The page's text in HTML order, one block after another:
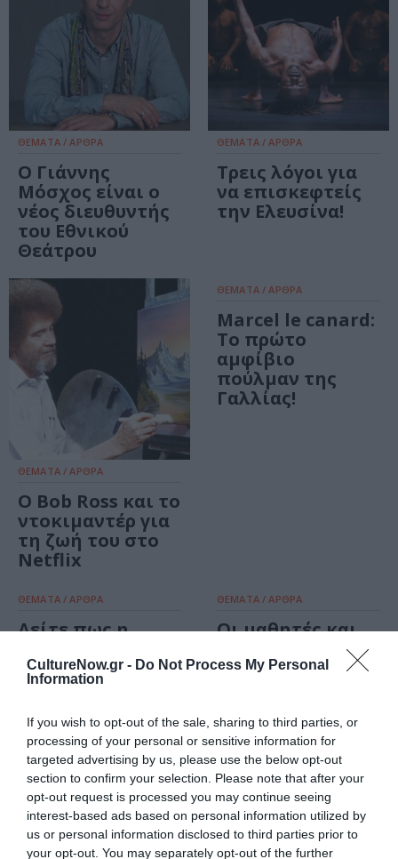
CultureNow.gr - Do Not Process My Personal
Information
If you wish to opt-out of the sale, sharing to third parties, or
processing of your personal or sensitive information for
targeted advertising by us, please use the below opt-out
section to confirm your selection. Please note that after your
opt-out request is processed you may continue seeing
interest-based ads based on personal information utilized by
us or personal information disclosed to third parties prior to
your opt-out. You may separately opt-out of the further
ΘΕΜΑΤΑ / ΑΡΘΡΑ
Ο Γιάννης
Μόσχος είναι ο
νέος διευθυντής
του Εθνικού
Θεάτρου
ΘΕΜΑΤΑ / ΑΡΘΡΑ
Τρεις λόγοι για
να επισκεφτείς
την Ελευσίνα!
ΘΕΜΑΤΑ / ΑΡΘΡΑ
O Bob Ross και το
ντοκιμαντέρ για
τη ζωή του στο
Netflix
ΘΕΜΑΤΑ / ΑΡΘΡΑ
Marcel le canard:
Το πρώτο
αμφίβιο
πούλμαν της
Γαλλίας!
ΘΕΜΑΤΑ / ΑΡΘΡΑ
Δείτε πως η
παρουσία έχει
αλλάξει τη Γη
Timelapse της
Google Earth
ΘΕΜΑΤΑ / ΑΡΘΡΑ
Οι μαθητές και
οι μαθήτριες του
57ου Γυμνάσιου
ελπίδα!
ΘΕΜΑΤΑ / ΑΡΘΡΑ
H σχολή σχεδίου
«The Weitzman»
ΘΕΜΑΤΑ / ΑΡΘΡΑ
Πέντε μουσεία
που πρέπει να